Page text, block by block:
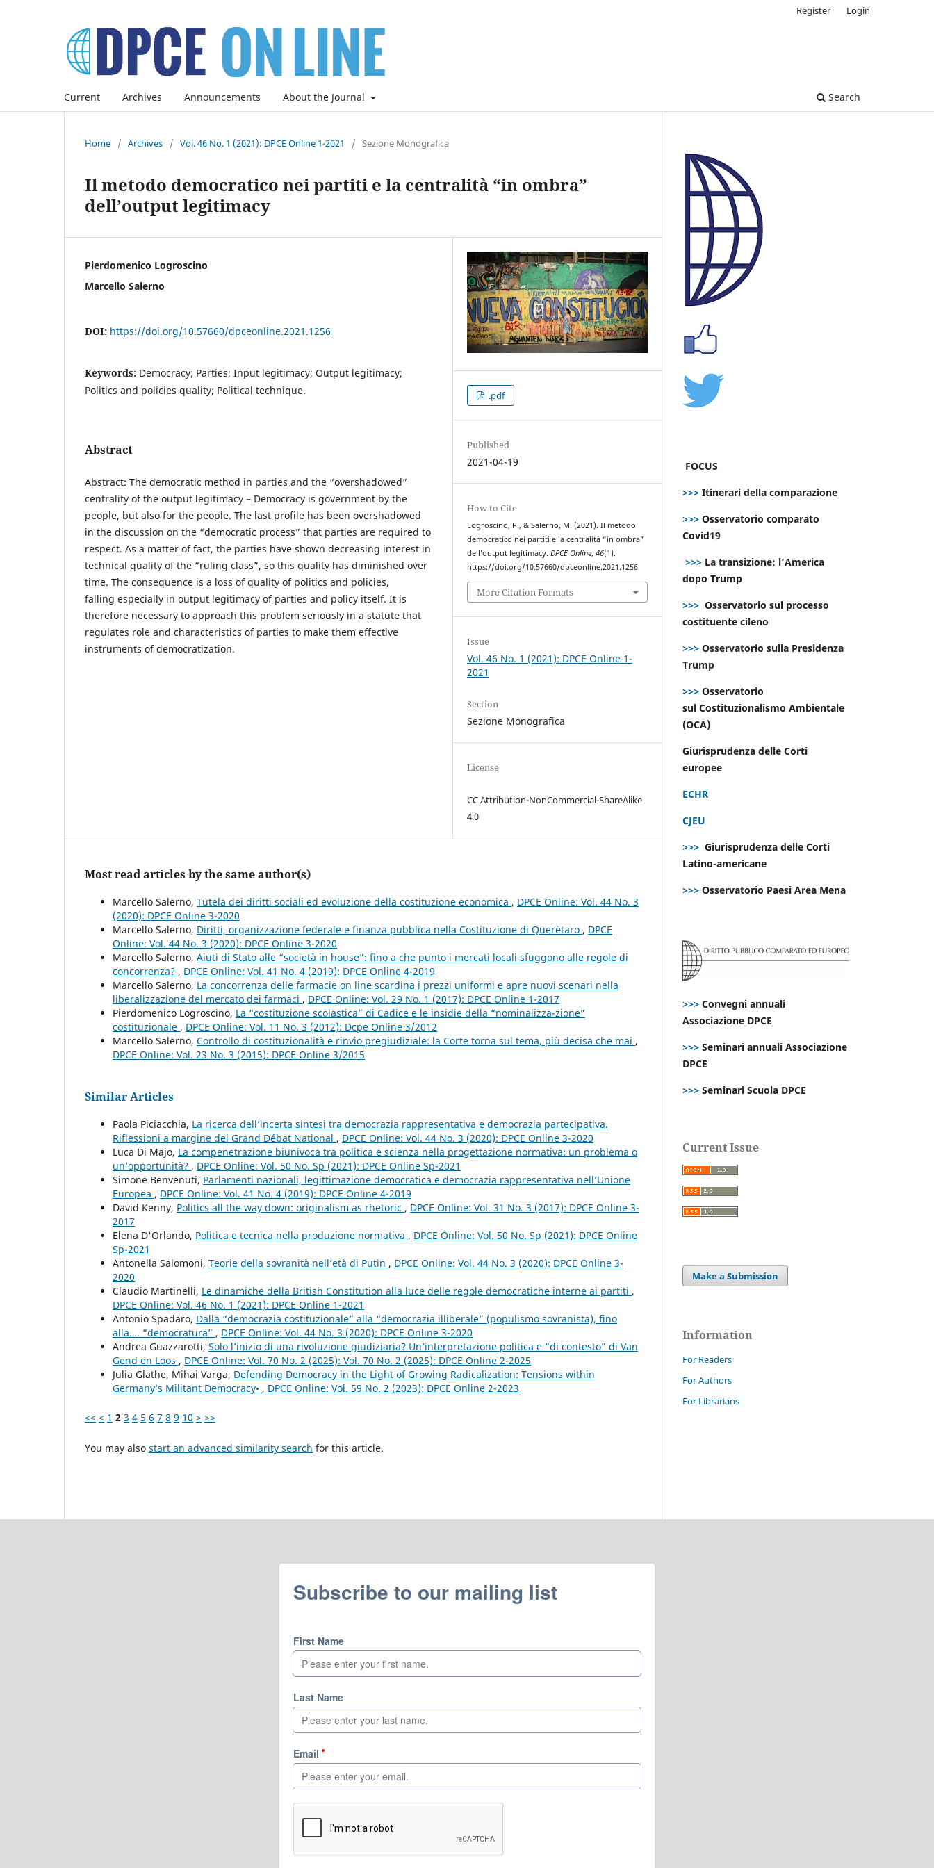
Current Archives Announcements About the Journal Search
Register Login
Home / Archives / Vol. 46 No. 1 (2021): DPCE Online 1-2021 / Sezione Monografica
Il metodo democratico nei partiti e la centralità “in ombra”
dell’output legitimacy
Pierdomenico Logroscino
Marcello Salerno
DOI: https://doi.org/10.57660/dpceonline.2021.1256
Keywords: Democracy; Parties; Input legitimacy; Output legitimacy;
Politics and policies quality; Political technique.
Abstract
Abstract: The democratic method in parties and the “overshadowed”
centrality of the output legitimacy – Democracy is government by the
people, but also for the people. The last profile has been overshadowed
in the discussion on the “democratic process” that parties are required to
respect. As a matter of fact, the parties have shown decreasing interest in
technical quality of the “ruling class”, so this quality has diminished over
time. The consequence is a loss of quality of politics and policies,
falling especially in output legitimacy of parties and policy itself. It is
therefore necessary to approach this problem seriously in a statute that
regulates role and characteristics of parties to make them effective
instruments of democratization.
.pdf
Published
2021-04-19
How to Cite
Logroscino, P., & Salerno, M. (2021). Il metodo
democratico nei partiti e la centralità “in ombra”
dell’output legitimacy.DPCE Online,46(1).
https://doi.org/10.57660/dpceonline.2021.1256
More Citation Formats
Issue
Vol. 46 No. 1 (2021): DPCE Online 1-
2021
Section
Sezione Monografica
License
CC Attribution-NonCommercial-ShareAlike
4.0
Most read articles by the same author(s)
Marcello Salerno, Tutela dei diritti sociali ed evoluzione della costituzione economica , DPCE Online: Vol. 44 No. 3
(2020): DPCE Online 3-2020
Marcello Salerno, Diritti, organizzazione federale e finanza pubblica nella Costituzione di Querètaro , DPCE
Online: Vol. 44 No. 3 (2020): DPCE Online 3-2020
Marcello Salerno, Aiuti di Stato alle “società in house”: fino a che punto i mercati locali sfuggono alle regole di
concorrenza? , DPCE Online: Vol. 41 No. 4 (2019): DPCE Online 4-2019
Marcello Salerno, La concorrenza delle farmacie on line scardina i prezzi uniformi e apre nuovi scenari nella
liberalizzazione del mercato dei farmaci , DPCE Online: Vol. 29 No. 1 (2017): DPCE Online 1-2017
Pierdomenico Logroscino, La “costituzione scolastica” di Cadice e le insidie della “nominalizza-zione”
costituzionale , DPCE Online: Vol. 11 No. 3 (2012): Dcpe Online 3/2012
Marcello Salerno, Controllo di costituzionalità e rinvio pregiudiziale: la Corte torna sul tema, più decisa che mai ,
DPCE Online: Vol. 23 No. 3 (2015): DPCE Online 3/2015
Similar Articles
Paola Piciacchia, La ricerca dell’incerta sintesi tra democrazia rappresentativa e democrazia partecipativa.
Riflessioni a margine del Grand Débat National , DPCE Online: Vol. 44 No. 3 (2020): DPCE Online 3-2020
Luca Di Majo, La compenetrazione biunivoca tra politica e scienza nella progettazione normativa: un problema o
un’opportunità? , DPCE Online: Vol. 50 No. Sp (2021): DPCE Online Sp-2021
Simone Benvenuti, Parlamenti nazionali, legittimazione democratica e democrazia rappresentativa nell’Unione
Europea , DPCE Online: Vol. 41 No. 4 (2019): DPCE Online 4-2019
David Kenny, Politics all the way down: originalism as rhetoric , DPCE Online: Vol. 31 No. 3 (2017): DPCE Online 3-
2017
Elena D'Orlando, Politica e tecnica nella produzione normativa , DPCE Online: Vol. 50 No. Sp (2021): DPCE Online
Sp-2021
Antonella Salomoni, Teorie della sovranità nell’età di Putin , DPCE Online: Vol. 44 No. 3 (2020): DPCE Online 3-
2020
Claudio Martinelli, Le dinamiche della British Constitution alla luce delle regole democratiche interne ai partiti ,
DPCE Online: Vol. 46 No. 1 (2021): DPCE Online 1-2021
Antonio Spadaro, Dalla “democrazia costituzionale” alla “democrazia illiberale” (populismo sovranista), fino
alla…. “democratura” , DPCE Online: Vol. 44 No. 3 (2020): DPCE Online 3-2020
Andrea Guazzarotti, Solo l’inizio di una rivoluzione giudiziaria? Un’interpretazione politica e “di contesto” di Van
Gend en Loos , DPCE Online: Vol. 70 No. 2 (2025): Vol. 70 No. 2 (2025): DPCE Online 2-2025
Julia Glathe, Mihai Varga, Defending Democracy in the Light of Growing Radicalization: Tensions within
Germany’s Militant Democracy• , DPCE Online: Vol. 59 No. 2 (2023): DPCE Online 2-2023
<< < 1 2 3 4 5 6 7 8 9 10 > >>
You may also start an advanced similarity search for this article.
FOCUS
>>> Itinerari della comparazione
>>> Osservatorio comparato
Covid19
>>> La transizione: l’America
dopo Trump
>>> Osservatorio sul processo
costituente cileno
>>> Osservatorio sulla Presidenza
Trump
>>> Osservatorio
sul Costituzionalismo Ambientale
(OCA)
Giurisprudenza delle Corti
europee
ECHR
CJEU
>>> Giurisprudenza delle Corti
Latino-americane
>>> Osservatorio Paesi Area Mena
>>> Convegni annuali
Associazione DPCE
>>> Seminari annuali Associazione
DPCE
>>> Seminari Scuola DPCE
Current Issue
Make a Submission
Information
For Readers
For Authors
For Librarians